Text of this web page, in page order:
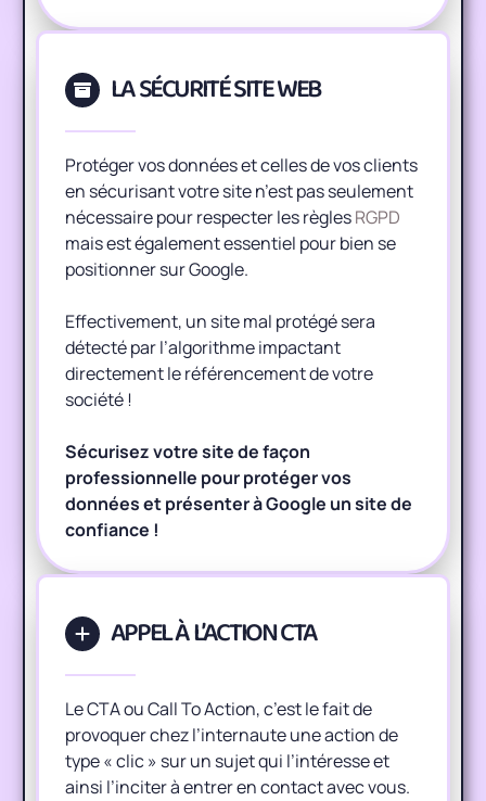
LA SÉCURITÉ SITE WEB
Protéger vos données et celles de vos clients
en sécurisant votre site n’est pas seulement
nécessaire pour respecter les règlesRGPD
mais est également essentiel pour bien se
positionner sur Google.
Effectivement, un site mal protégé sera
détecté par l’algorithme impactant
directement le référencement de votre
société !
Sécurisez votre site de façon
professionnelle pour protéger vos
données et présenter à Google un site de
confiance !
APPEL À L’ACTION CTA
Le CTA ou Call To Action, c’est le fait de
provoquer chez l’internaute une action de
type « clic » sur un sujet qui l’intéresse et
ainsi l’inciter à entrer en contact avec vous.